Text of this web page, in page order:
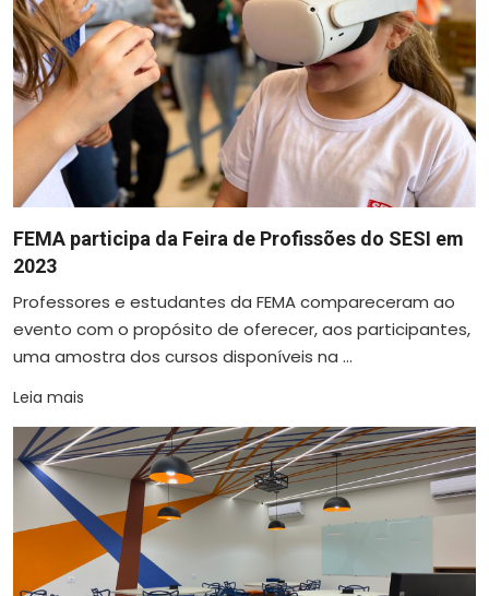
FEMA participa da Feira de Profissões do SESI em
2023
Professores e estudantes da FEMA compareceram ao
evento com o propósito de oferecer, aos participantes,
uma amostra dos cursos disponíveis na ...
Leia mais